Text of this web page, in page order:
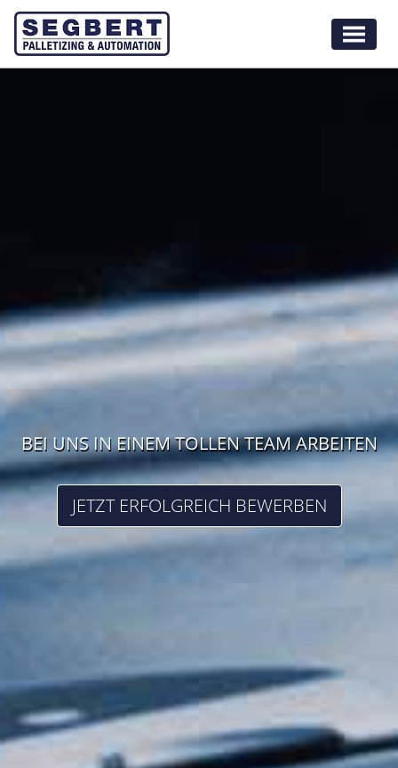
EXPERTEN MIT LEIDENSCHAFT FÜR
INNOVATIVE TECHNIK
GRAFISCHE INDUSTRIE